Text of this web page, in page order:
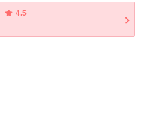
4.5